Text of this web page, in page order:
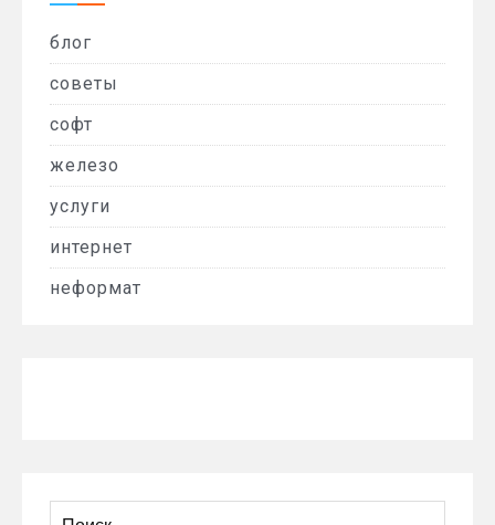
блог
советы
софт
железо
услуги
интернет
неформат